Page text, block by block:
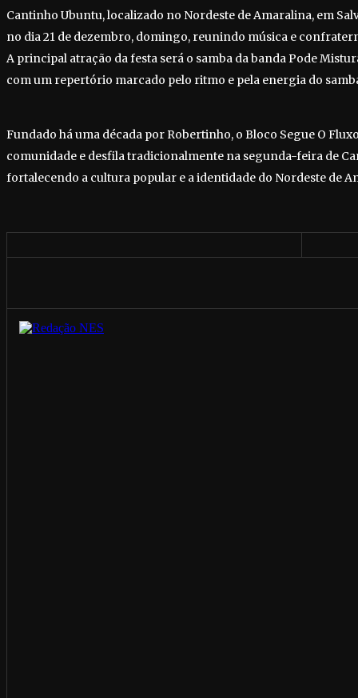
Cantinho Ubuntu, localizado no Nordeste de Amaralina, em
no dia 21 de dezembro, domingo, reunindo música e
A principal atração da festa será o samba da banda Pode
com um repertório marcado pelo ritmo e pela energia do
Fundado há uma década por Robertinho, o Bloco Segue O
comunidade e desfila tradicionalmente na segunda-feira de
fortalecendo a cultura popular e a identidade do Nordeste de